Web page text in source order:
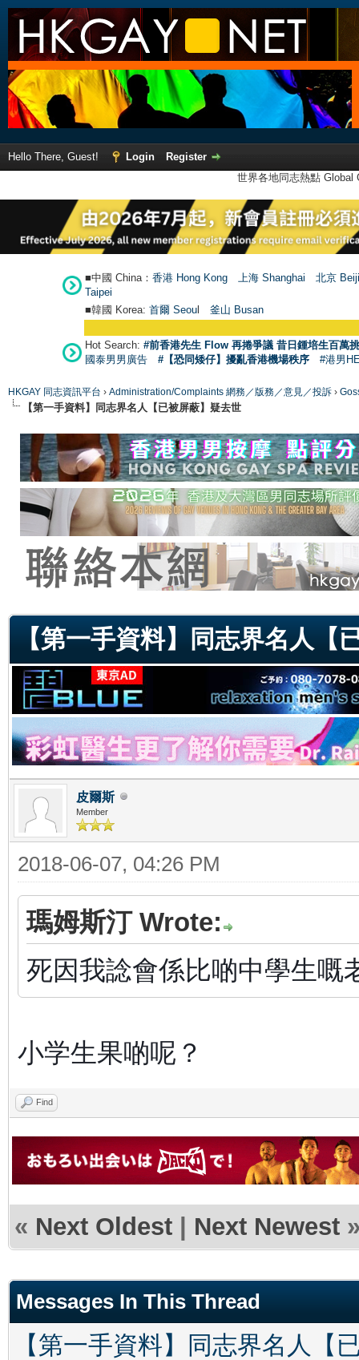
Hello There, Guest! Login
Register
世界各地同志熱點
■中國 China： 香港 Hong Kong 上海 Shanghai
北京
Taipei
■韓國 Korea: 首爾 Seoul 釜山 Busan
Hot Search: #前香港先生 Flow 再捲爭議 昔日鍾培生百萬
國泰男男廣告
#【恐同矮仔】擾亂香港機場秩序 #港男
HKGAY 同志資訊平台 › Administration/Complaints 網務／版務／意見／投訴 ›
【第一手資料】同志界名人【已被屏蔽】疑去世
【第一手資料】同志界名人【
皮爾斯
Member
2018-06-07, 04:26 PM
瑪姆斯汀 Wrote:
死因我諗會係比啲中學生嘅
小学生果啲呢？
Find
« Next Oldest | Next Newest
Messages In This Thread
【第一手資料】同志界名人【